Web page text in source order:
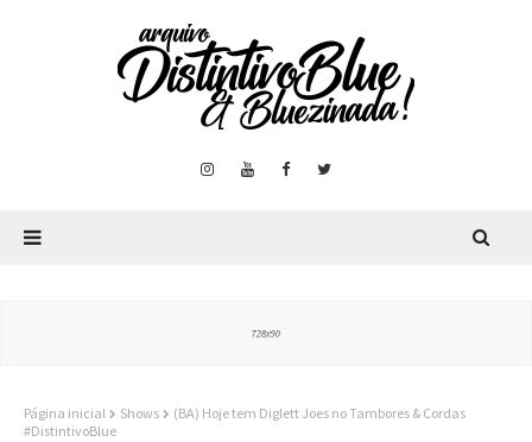
Página inicial Shows
(BA) Hoje tem Diglett Joes no Tambores & Cordas
#DistintivoBlue